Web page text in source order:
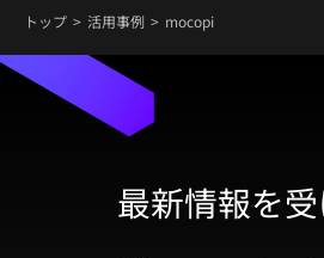
トップ 活用事例 mocopi
最新情報を